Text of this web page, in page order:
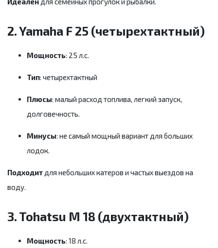
2. Yamaha F 25 (четырехтактный)
Мощность: 25 л.с.
Тип: четырехтактный
Плюсы: малый расход топлива, легкий запуск,
долговечность.
Минусы: не самый мощный вариант для больших
лодок.
Подходит для небольших катеров и частых выездов на
воду.
3. Tohatsu M 18 (двухтактный)
Мощность: 18 л.с.